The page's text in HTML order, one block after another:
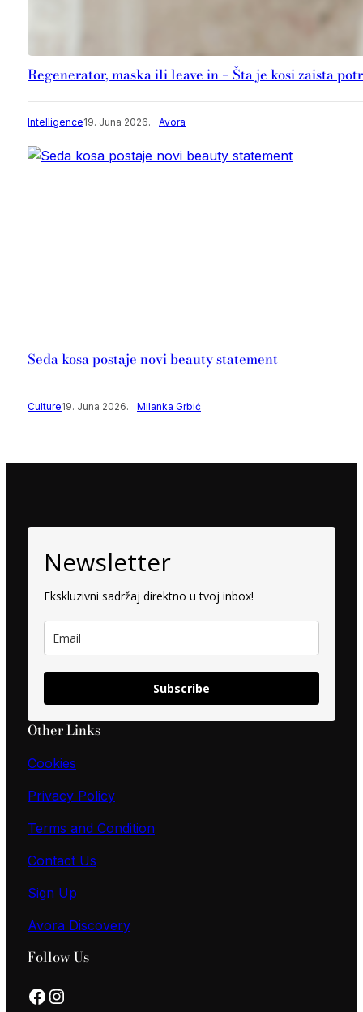
Regenerator, maska ili leave in – Šta je kosi zaista
Intelligence19. Juna 2026. Avora
Seda kosa postaje novi beauty statement
Culture19. Juna 2026. Milanka Grbić
Newsletter
Ekskluzivni sadržaj direktno u tvoj inbox!
Subscribe
Other Links
Cookies
Privacy Policy
Terms and Condition
Contact Us
Sign Up
Avora Discovery
Follow Us
Facebook Instagram